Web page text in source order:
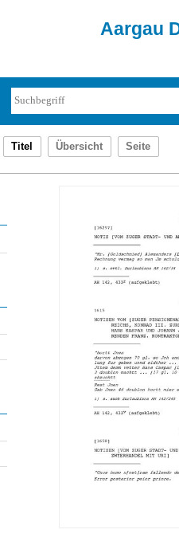
Aargau
Titel Übersicht Seite